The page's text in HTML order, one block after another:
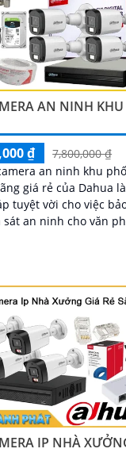
AN NINH
₫
7,800,000 ₫
an ninh khu phố
giá rẻ của Dahua
tuyệt vời cho việc
sát an ninh cho văn
trong việc giao
IP NHÀ